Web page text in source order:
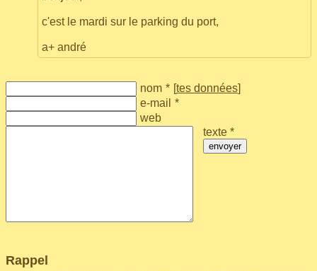
c'est le mardi sur le parking du port,
a+ andré
nom * [tes données]
e-mail *
web
texte *
envoyer
Rappel